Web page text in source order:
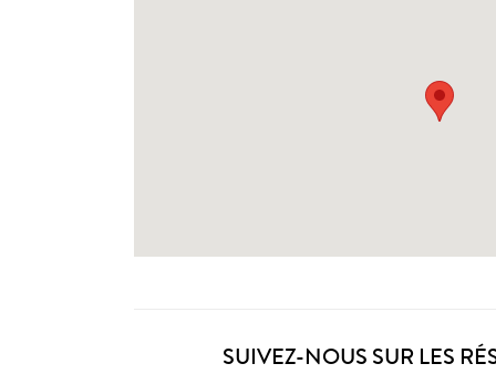
SUIVEZ-NOUS SUR LES